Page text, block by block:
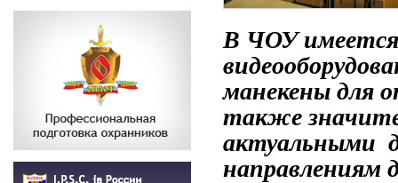
В ЧОУ имеется
манекены для
также
актуальными
направлениям